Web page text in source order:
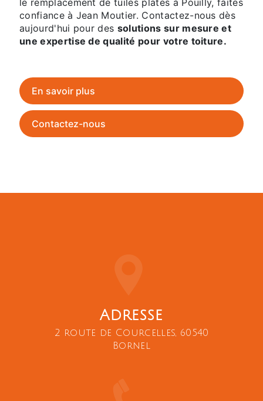
confiance à Jean Moutier. Contactez-nous dès
aujourd'hui pour des solutions sur mesure et
une expertise de qualité pour votre toiture.
En savoir plus
Contactez-nous
Adresse
2 route de Courcelles, 60540
Bornel